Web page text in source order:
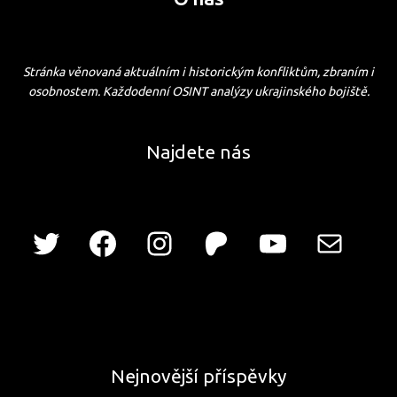
Stránka věnovaná aktuálním i historickým konfliktům, zbraním i
osobnostem. Každodenní OSINT analýzy ukrajinského bojiště.
Najdete nás
Nejnovější příspěvky